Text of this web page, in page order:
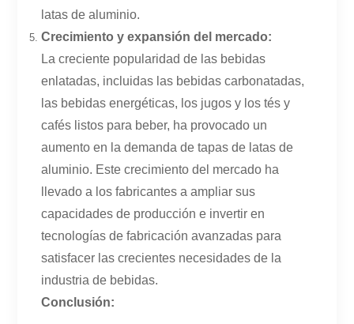
latas de aluminio.
Crecimiento y expansión del mercado:
La creciente popularidad de las bebidas
enlatadas, incluidas las bebidas carbonatadas,
las bebidas energéticas, los jugos y los tés y
cafés listos para beber, ha provocado un
aumento en la demanda de tapas de latas de
aluminio. Este crecimiento del mercado ha
llevado a los fabricantes a ampliar sus
capacidades de producción e invertir en
tecnologías de fabricación avanzadas para
satisfacer las crecientes necesidades de la
industria de bebidas.
Conclusión: